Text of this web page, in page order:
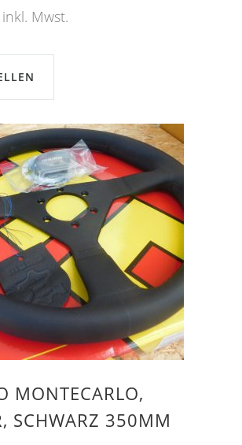
inkl. Mwst.
MONTECARLO,
SCHWARZ 350MM